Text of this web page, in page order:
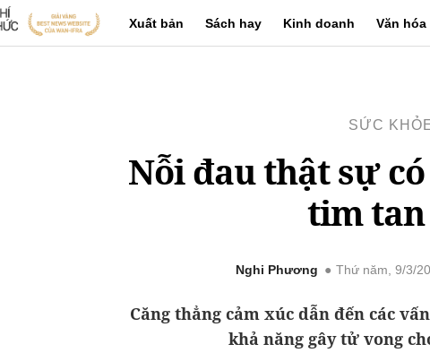
Xuất bản Sách hay Kinh doanh Văn hóa
SỨC
Nỗi đau thật sự
tim
Nghi Phương Thứ năm, 9/3/
Căng thẳng cảm xúc dẫn đến các
khả năng gây tử vong